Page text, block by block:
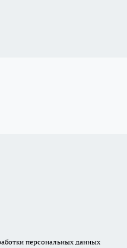
персональных данных